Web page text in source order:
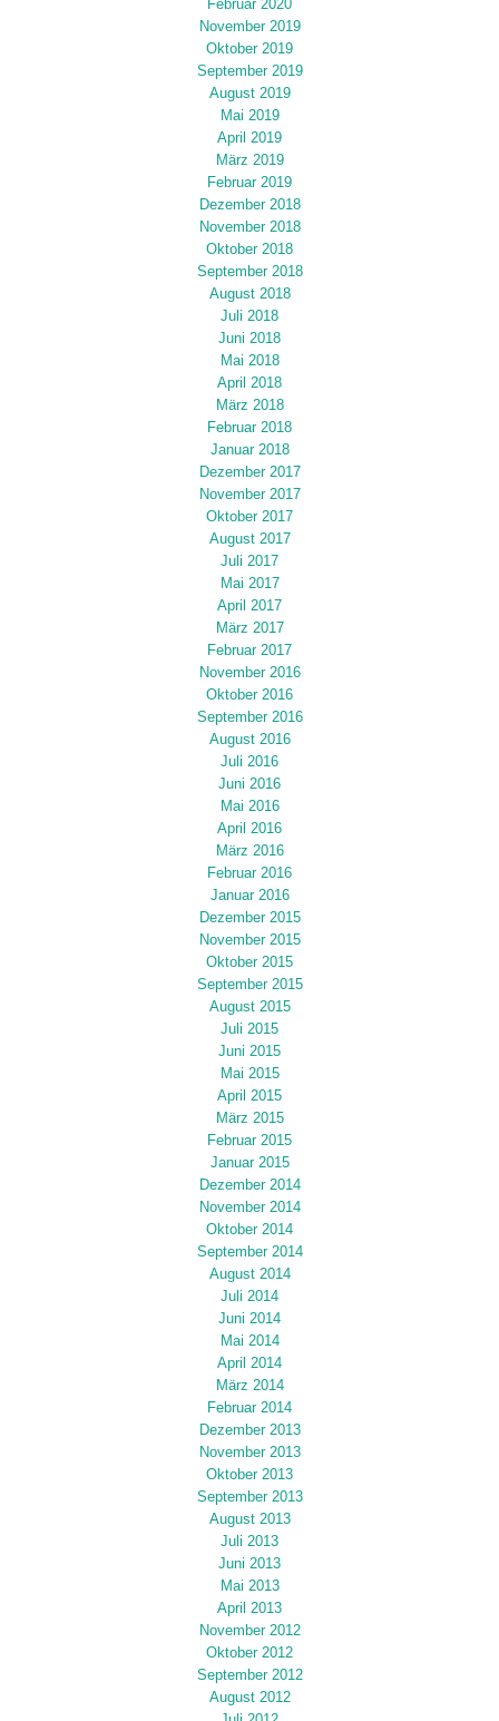
Februar 2020
November 2019
Oktober 2019
September 2019
August 2019
Mai 2019
April 2019
März 2019
Februar 2019
Dezember 2018
November 2018
Oktober 2018
September 2018
August 2018
Juli 2018
Juni 2018
Mai 2018
April 2018
März 2018
Februar 2018
Januar 2018
Dezember 2017
November 2017
Oktober 2017
August 2017
Juli 2017
Mai 2017
April 2017
März 2017
Februar 2017
November 2016
Oktober 2016
September 2016
August 2016
Juli 2016
Juni 2016
Mai 2016
April 2016
März 2016
Februar 2016
Januar 2016
Dezember 2015
November 2015
Oktober 2015
September 2015
August 2015
Juli 2015
Juni 2015
Mai 2015
April 2015
März 2015
Februar 2015
Januar 2015
Dezember 2014
November 2014
Oktober 2014
September 2014
August 2014
Juli 2014
Juni 2014
Mai 2014
April 2014
März 2014
Februar 2014
Dezember 2013
November 2013
Oktober 2013
September 2013
August 2013
Juli 2013
Juni 2013
Mai 2013
April 2013
November 2012
Oktober 2012
September 2012
August 2012